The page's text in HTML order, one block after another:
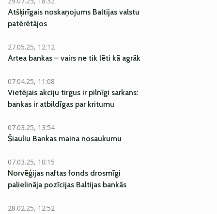
Atšķirīgais noskaņojums Baltijas valstu
patērētājos
27.05.25, 12:12
Artea bankas – vairs ne tik lēti kā agrāk
07.04.25, 11:08
Vietējais akciju tirgus ir pilnīgi sarkans:
bankas ir atbildīgas par kritumu
07.03.25, 13:54
Šiauliu Bankas maina nosaukumu
07.03.25, 10:15
Norvēģijas naftas fonds drosmīgi
palielināja pozīcijas Baltijas bankās
28.02.25, 12:52